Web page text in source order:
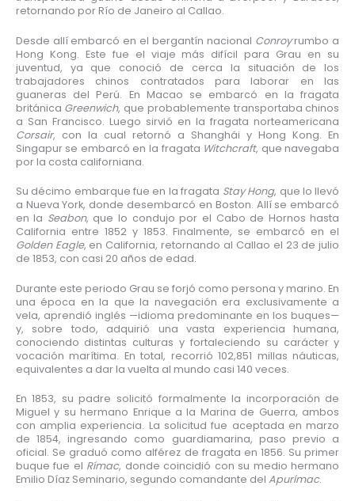
retornando por Río de Janeiro al Callao.
Desde allí embarcó en el bergantín nacional Conroyrumbo a
Hong Kong. Este fue el viaje más difícil para Grau en su
juventud, ya que conoció de cerca la situación de los
trabajadores chinos contratados para laborar en las
guaneras del Perú. En Macao se embarcó en la fragata
británica Greenwich, que probablemente transportaba chinos
a San Francisco. Luego sirvió en la fragata norteamericana
Corsair, con la cual retornó a Shanghái y Hong Kong. En
Singapur se embarcó en la fragata Witchcraft, que navegaba
por la costa californiana.
Su décimo embarque fue en la fragata Stay Hong, que lo llevó
a Nueva York, donde desembarcó en Boston. Allí se embarcó
en la Seabon, que lo condujo por el Cabo de Hornos hasta
California entre 1852 y 1853. Finalmente, se embarcó en el
Golden Eagle, en California, retornando al Callao el 23 de julio
de 1853, con casi 20 años de edad.
Durante este periodo Grau se forjó como persona y marino. En
una época en la que la navegación era exclusivamente a
vela, aprendió inglés —idioma predominante en los buques—
y, sobre todo, adquirió una vasta experiencia humana,
conociendo distintas culturas y fortaleciendo su carácter y
vocación marítima. En total, recorrió 102,851 millas náuticas,
equivalentes a dar la vuelta al mundo casi 140 veces.
En 1853, su padre solicitó formalmente la incorporación de
Miguel y su hermano Enrique a la Marina de Guerra, ambos
con amplia experiencia. La solicitud fue aceptada en marzo
de 1854, ingresando como guardiamarina, paso previo a
oficial. Se graduó como alférez de fragata en 1856. Su primer
buque fue el Rímac, donde coincidió con su medio hermano
Emilio Díaz Seminario, segundo comandante del Apurímac.